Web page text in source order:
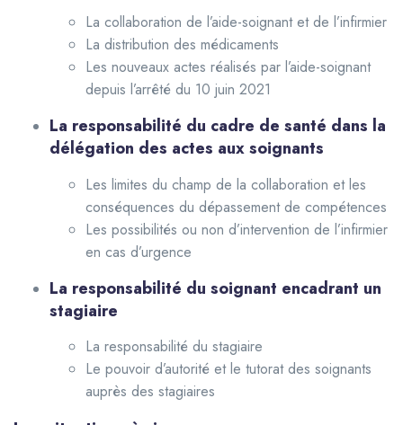
La collaboration de l’aide-soignant et de l’infirmier
La distribution des médicaments
Les nouveaux actes réalisés par l’aide-soignant
depuis l’arrêté du 10 juin 2021
La responsabilité du cadre de santé dans la
délégation des actes aux soignants
Les limites du champ de la collaboration et les
conséquences du dépassement de compétences
Les possibilités ou non d’intervention de l’infirmier
en cas d’urgence
La responsabilité du soignant encadrant un
stagiaire
La responsabilité du stagiaire
Le pouvoir d’autorité et le tutorat des soignants
auprès des stagiaires